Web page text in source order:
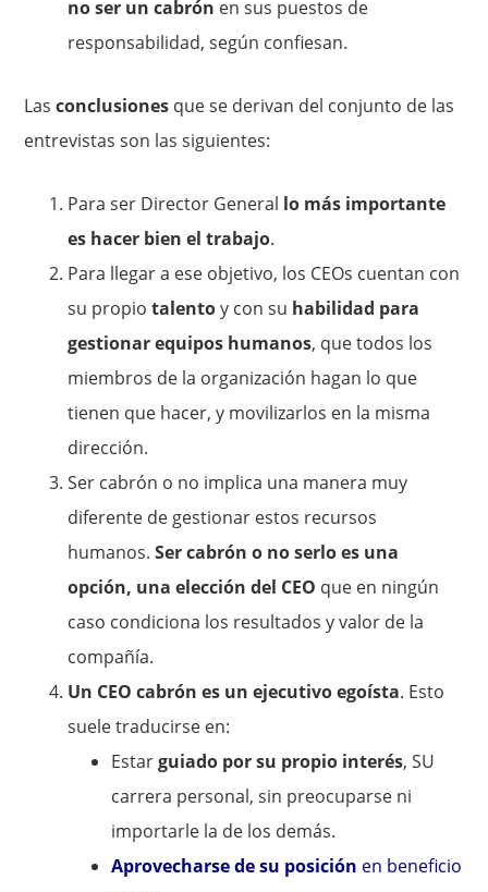
no ser un cabrón en sus puestos de
responsabilidad, según confiesan.
Lasconclusiones que se derivan del conjunto de las
entrevistas son las siguientes:
Para ser Director General lo más importante
es hacer bien el trabajo.
Para llegar a ese objetivo, los CEOs cuentan con
su propio talentoy con su habilidad para
gestionar equipos humanos, que todos los
miembros de la organización hagan lo que
tienen que hacer, y movilizarlos en la misma
dirección.
Ser cabrón o no implica una manera muy
diferente de gestionar estos recursos
humanos.Ser cabrón o no serlo es una
opción, una elección del CEO que en ningún
caso condiciona los resultados y valor de la
compañía.
Un CEO cabrón es un ejecutivo egoísta. Esto
suele traducirse en:
Estarguiado por su propio interés, SU
carrera personal, sin preocuparse ni
importarle la de los demás.
Aprovecharse de su posición en beneficio